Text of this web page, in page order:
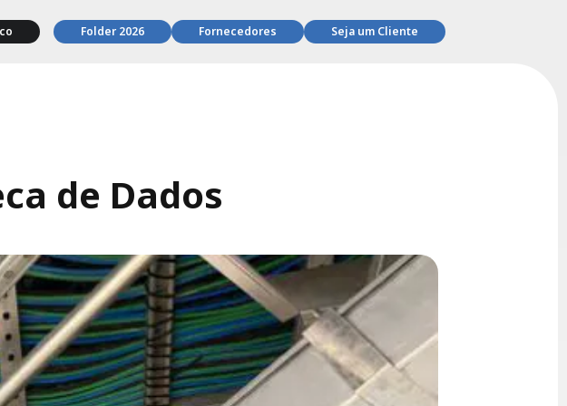
Folder 2026 Fornecedores Seja um Cliente
de Dados